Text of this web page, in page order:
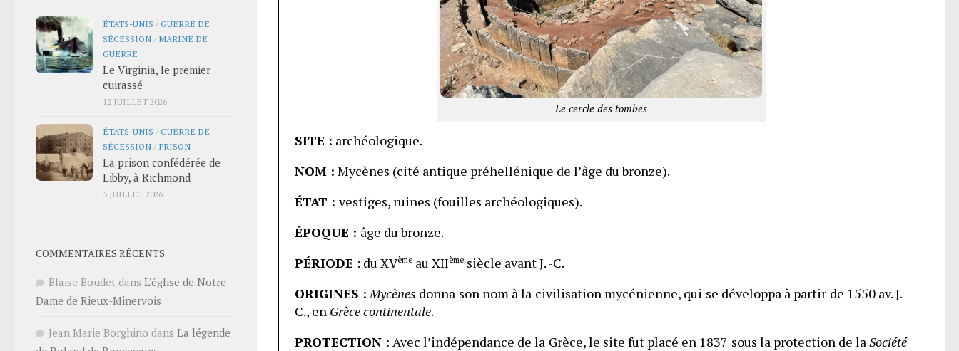
Le cercle des tombes
SITE : archéologique.
NOM : Mycènes (cité antique préhellénique de l’âge du bronze).
ÉTAT : vestiges, ruines (fouilles archéologiques).
ÉPOQUE : âge du bronze.
PÉRIODE : du XVèmeau XIIèmesiècle avant J. -C.
ORIGINES : Mycènes donna son nom à la civilisation mycénienne, qui se développa à partir de 1550 av. J.-
C., en Grèce continentale.
PROTECTION : Avec l’indépendance de la Grèce, le site fut placé en 1837 sous la protection de laSociété
ÉTATS-UNIS /GUERRE DE
SÉCESSION / MARINE DE
GUERRE
Le Virginia, le premier
cuirassé
12 JUILLET 2026
ÉTATS-UNIS /GUERRE DE
SÉCESSION / PRISON
La prison confédérée de
Libby, à Richmond
5 JUILLET 2026
COMMENTAIRES RÉCENTS
Blaise Boudet dans L’église de Notre-
Dame de Rieux-Minervois
Jean Marie Borghino dans La légende